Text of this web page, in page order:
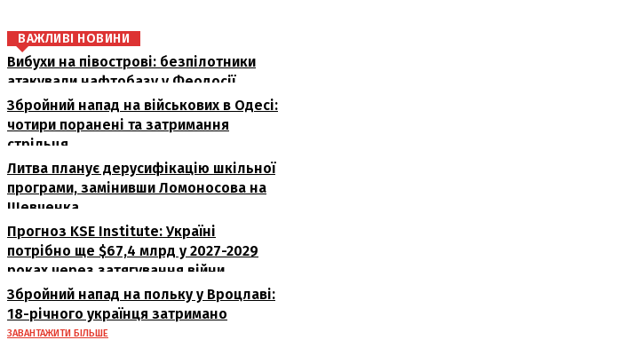
ВАЖЛИВІ НОВИНИ
Вибухи на півострові: безпілотники
атакували нафтобазу у Феодосії
Збройний напад на військових в Одесі:
чотири поранені та затримання
стрільця
Литва планує дерусифікацію шкільної
програми, замінивши Ломоносова на
Шевченка
Прогноз KSE Institute: Україні
потрібно ще $67,4 млрд у 2027-2029
роках через затягування війни
Збройний напад на польку у Вроцлаві:
18-річного українця затримано
ЗАВАНТАЖИТИ БІЛЬШЕ